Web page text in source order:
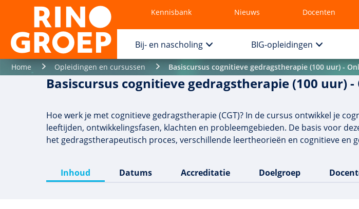
Kennisbank Nieuws Docenten
Bij- en nascholing BIG-opleidingen
Home Opleidingen en cursussen Basiscursus cognitieve gedragstherapie (100 uur) -
Basiscursus cognitieve gedragstherapie (100 uur) -
Hoe werk je met cognitieve gedragstherapie (CGT)? In de cursus ontwikkel je
leeftijden, ontwikkelingsfasen, klachten en probleemgebieden. De basis voor
het gedragstherapeutisch proces, verschillende leertheorieën en cognitieve
Inhoud Datums Accreditatie Doelgroep